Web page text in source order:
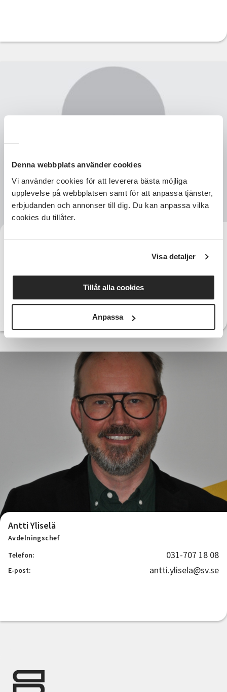
Denna webbplats använder cookies
Vi använder cookies för att leverera bästa möjliga
upplevelse på webbplatsen samt för att anpassa tjänster,
erbjudanden och annonser till dig. Du kan anpassa vilka
cookies du tillåter.
Visa detaljer
Tillåt alla cookies
Anpassa
sofia.lilliebjelke@sv.se
Antti Yliselä
Avdelningschef
Telefon:
031-707 18 08
E-post: antti.ylisela@sv.se